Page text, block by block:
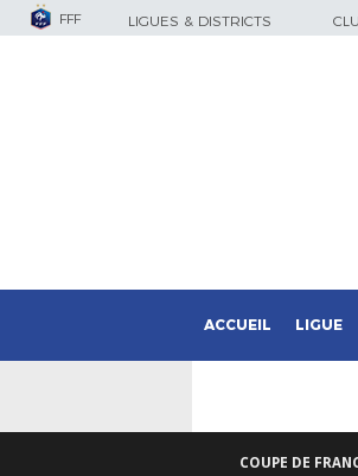
FFF LIGUES & DISTRICTS
ACCUEIL LIGUE
COUPE DE